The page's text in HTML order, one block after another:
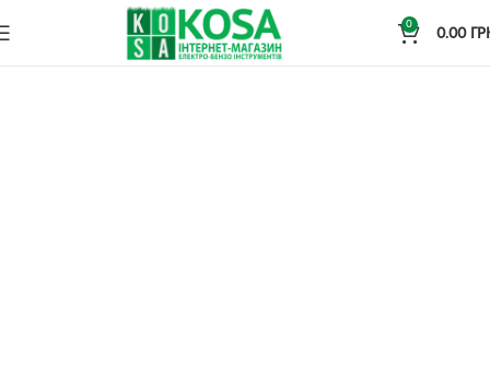
0
0.00